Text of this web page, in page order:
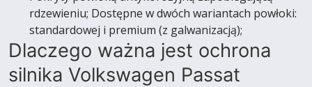
rdzewieniu; Dostępne w dwóch wariantach powłoki:
standardowej i premium (z galwanizacją);
Dlaczego ważna jest ochrona
silnika Volkswagen Passat